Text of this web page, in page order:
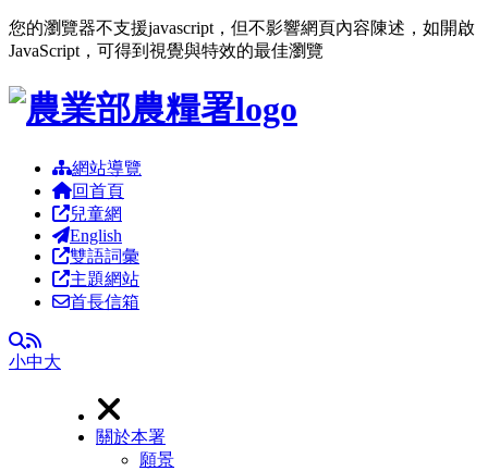
您的瀏覽器不支援javascript，但不影響網頁內容陳述，如開啟
JavaScript，可得到視覺與特效的最佳瀏覽
跳到主要內容區塊
網站導覽
回首頁
兒童網
English
雙語詞彙
主題網站
首長信箱
全文檢索
RSS
小中大
關於本署
願景